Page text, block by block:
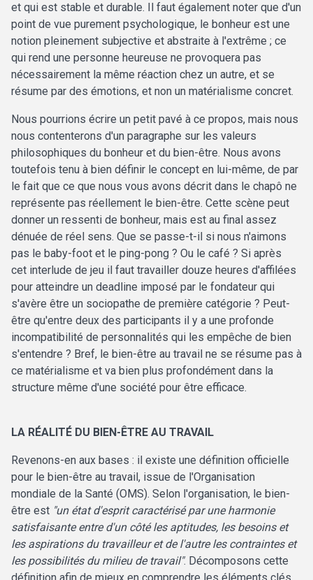
et qui est stable et durable. Il faut également noter que d'un
point de vue purement psychologique, le bonheur est une
notion pleinement subjective et abstraite à l'extrême ; ce
qui rend une personne heureuse ne provoquera pas
nécessairement la même réaction chez un autre, et se
résume par des émotions, et non un matérialisme concret.
Nous pourrions écrire un petit pavé à ce propos, mais nous
nous contenterons d'un paragraphe sur les valeurs
philosophiques du bonheur et du bien-être. Nous avons
toutefois tenu à bien définir le concept en lui-même, de par
le fait que ce que nous vous avons décrit dans le chapô ne
représente pas réellement le bien-être. Cette scène peut
donner un ressenti de bonheur, mais est au final assez
dénuée de réel sens. Que se passe-t-il si nous n'aimons
pas le baby-foot et le ping-pong ? Ou le café ? Si après
cet interlude de jeu il faut travailler douze heures d'affilées
pour atteindre un deadline imposé par le fondateur qui
s'avère être un sociopathe de première catégorie ? Peut-
être qu'entre deux des participants il y a une profonde
incompatibilité de personnalités qui les empêche de bien
s'entendre ? Bref, le bien-être au travail ne se résume pas à
ce matérialisme et va bien plus profondément dans la
structure même d'une société pour être efficace.
LA RÉALITÉ DU BIEN-ÊTRE AU TRAVAIL
Revenons-en aux bases : il existe une définition officielle
pour le bien-être au travail, issue de l'Organisation
mondiale de la Santé (OMS). Selon l'organisation, le bien-
être est "un état d'esprit caractérisé par une harmonie
satisfaisante entre d'un côté les aptitudes, les besoins et
les aspirations du travailleur et de l'autre les contraintes et
les possibilités du milieu de travail". Décomposons cette